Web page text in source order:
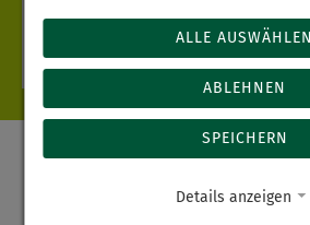
weiterlesen
ALLE AUSWÄHLEN
ABLEHNEN
SPEICHERN
Details anzeigen